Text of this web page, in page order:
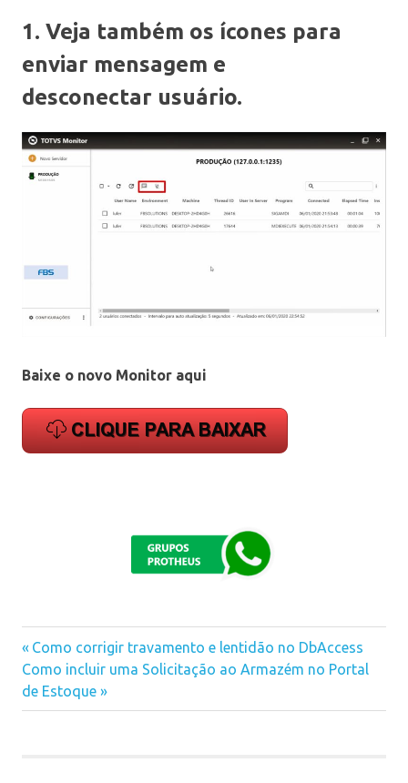
1. Veja também os ícones para
enviar mensagem e
desconectar usuário.
Baixe o novo Monitor aqui
Navegação
de
Previous
Post:
Como corrigir travamento e lentidão no DbAccess
Next
Post:
Como incluir uma Solicitação ao Armazém no Portal
de Estoque